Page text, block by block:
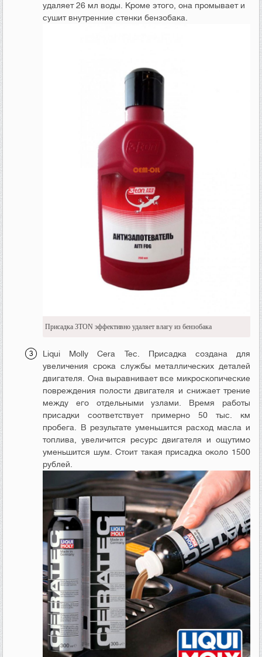
удаляет 26 мл воды. Кроме этого, она промывает и
сушит внутренние стенки бензобака.
Присадка 3TON эффективно удаляет влагу из бензобака
Liqui Molly Cera Tec. Присадка создана для
увеличения срока службы металлических деталей
двигателя. Она выравнивает все микроскопические
повреждения полости двигателя и снижает трение
между его отдельными узлами. Время работы
присадки соответствует примерно 50 тыс. км
пробега. В результате уменьшится расход масла и
топлива, увеличится ресурс двигателя и ощутимо
уменьшится шум. Стоит такая присадка около 1500
рублей.